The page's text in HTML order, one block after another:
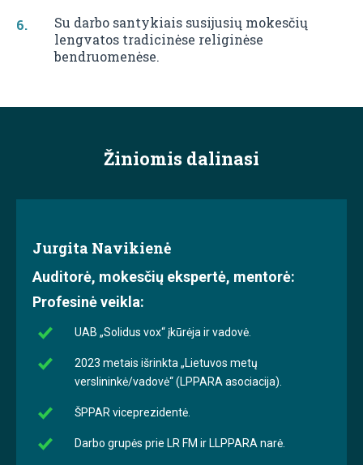
Su darbo santykiais susijusių mokesčių
lengvatos tradicinėse religinėse
bendruomenėse.
Žiniomis dalinasi
Jurgita Navikienė
Auditorė, mokesčių ekspertė, mentorė:
Profesinė veikla:
UAB „Solidus vox“ įkūrėja ir vadovė.
2023 metais išrinkta „Lietuvos metų
verslininkė/vadovė“ (LPPARA asociacija).
ŠPPAR viceprezidentė.
Darbo grupės prie LR FM ir LLPPARA narė.